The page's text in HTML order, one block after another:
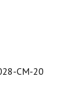
CM-20